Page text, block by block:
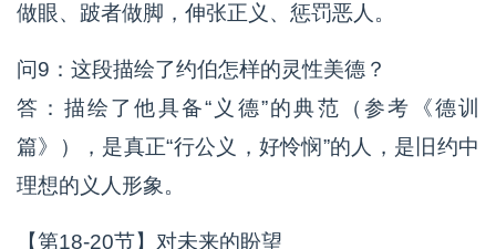
做眼、跛者做脚，伸张正义、惩罚恶人。
问9：这段描绘了约伯怎样的灵性美德？
答：描绘了他具备“义德”的典范（参考《德训
篇》），是真正“行公义，好怜悯”的人，是旧约中
理想的义人形象。
【第18-20节】对未来的盼望